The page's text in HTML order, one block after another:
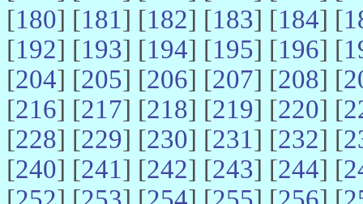
[180] [181] [182] [183] [184] [
[192] [193] [194] [195] [196] [
[204] [205] [206] [207] [208] [
[216] [217] [218] [219] [220] [
[228] [229] [230] [231] [232] [
[240] [241] [242] [243] [244] [